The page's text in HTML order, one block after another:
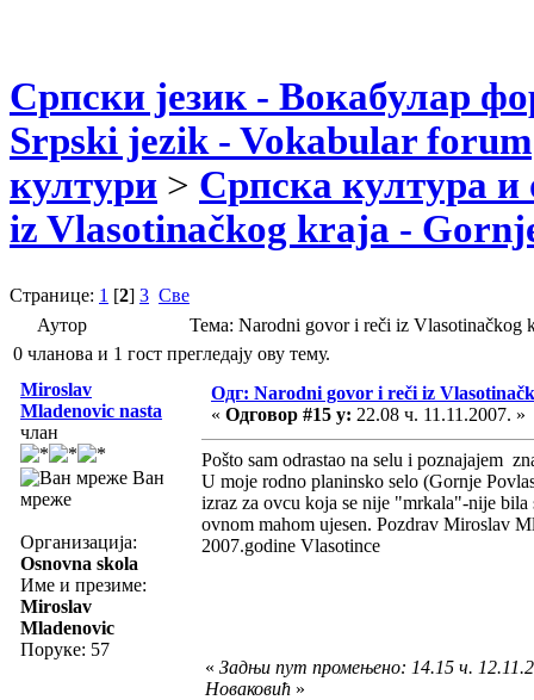
Српски језик - Вокабулар
Srpski jezik - Vokabular forum
култури > Српска култура и
iz Vlasotinačkog kraja -
Странице: 1 [2] 3 Све
Аутор
Тема: Narodni govor i reči iz Vlasotinačkog
0 чланова и 1 гост прегледају ову тему.
Miroslav
Mladenovic nasta
члан
Ван
мреже
Организација:
Osnovna skola
Име и презиме:
Miroslav
Mladenovic
Поруке: 57
Одг: Narodni govor i reči iz
« Одговор #15 у: 22.08 ч. 11.11.2007. »
Pošto sam odrastao na selu i poznajajem
U moje rodno planinsko selo (Gornje
izraz za ovcu koja se nije "mrkala"-nije bila
ovnom mahom ujesen. Pozdrav Miroslav
2007.godine Vlasotince
« Задњи пут промењено: 14.15 ч.
Новаковић »